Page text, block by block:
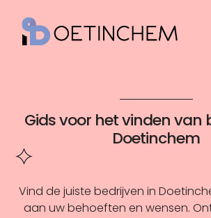
Gids voor het vinden van
Doetinchem
Vind de juiste bedrijven in
aan uw behoeften en wensen.